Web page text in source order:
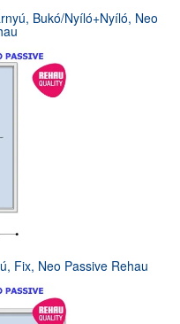
Bukó/Nyíló+Nyíló, Neo
Fix, Neo Passive Rehau